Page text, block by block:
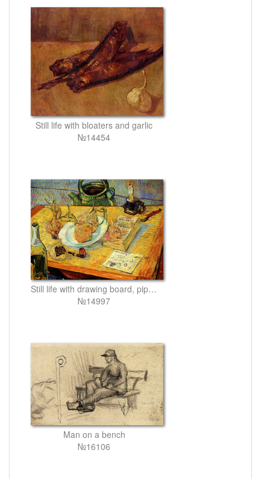
Still life with bloaters and garlic
№14454
Still life with drawing board, pipe, onions and sealing-wax
№14997
Man on a bench
№16106